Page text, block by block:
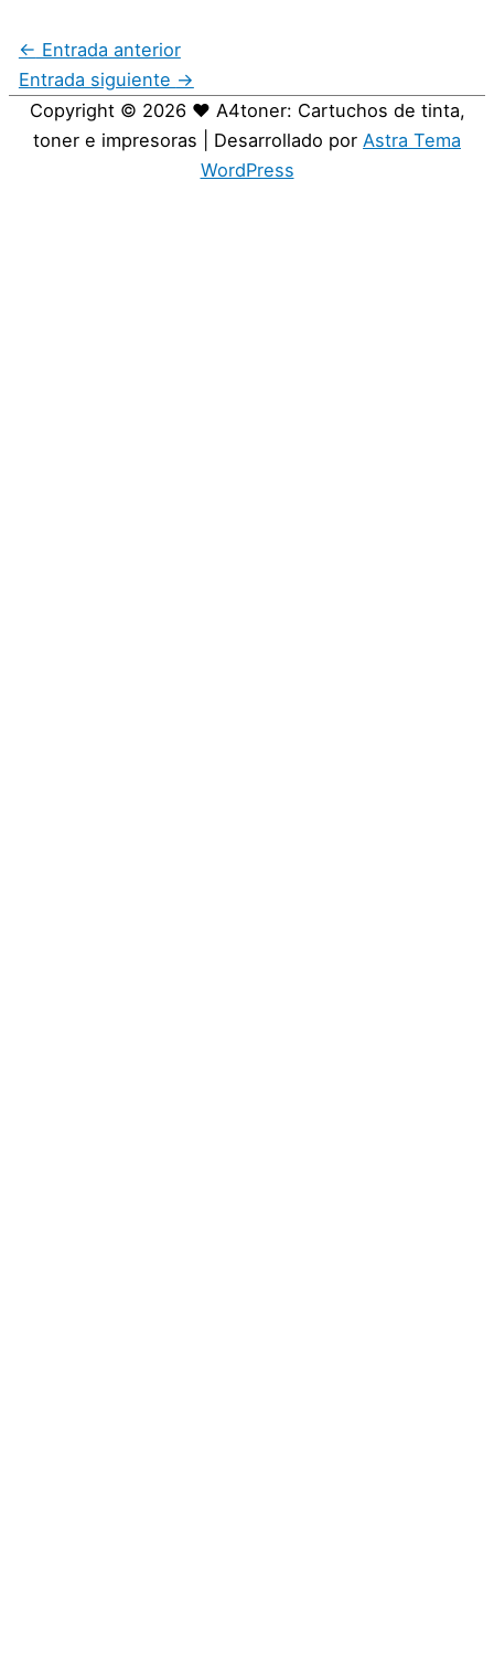
← Entrada anterior
Entrada siguiente →
Copyright © 2026 ❤️ A4toner: Cartuchos de tinta,
toner e impresoras | Desarrollado por Astra Tema
WordPress